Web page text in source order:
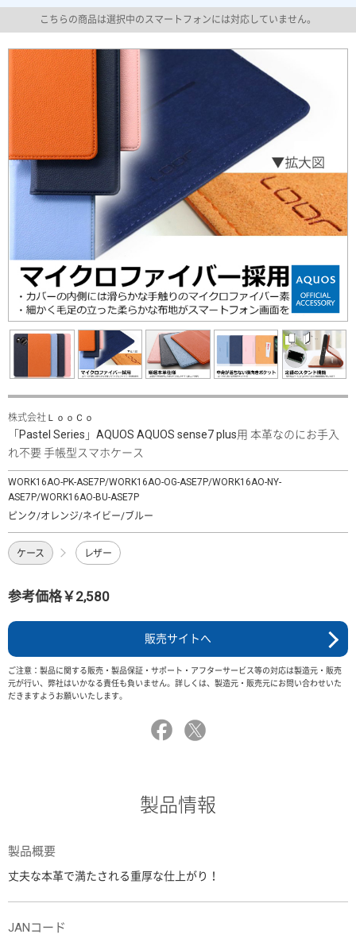
こちらの商品は選択中のスマートフォンには対応していません。
株式会社ＬｏｏＣｏ
「Pastel Series」AQUOS AQUOS sense7 plus用 本革なのにお手入
れ不要 手帳型スマホケース
WORK16AO-PK-ASE7P/WORK16AO-OG-ASE7P/WORK16AO-NY-
ASE7P/WORK16AO-BU-ASE7P
ピンク/オレンジ/ネイビー/ブルー
ケース レザー
参考価格￥2,580
販売サイトへ
ご注意：製品に関する販売・製品保証・サポート・アフターサービス等の対応は製造元・販売
元が行い、弊社はいかなる責任も負いません。詳しくは、製造元・販売元にお問い合わせいた
だきますようお願いいたします。
製品情報
製品概要
丈夫な本革で満たされる重厚な仕上がり！
JANコード